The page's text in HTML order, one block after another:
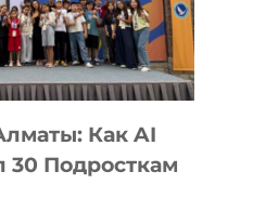
Как AI
30 Подросткам